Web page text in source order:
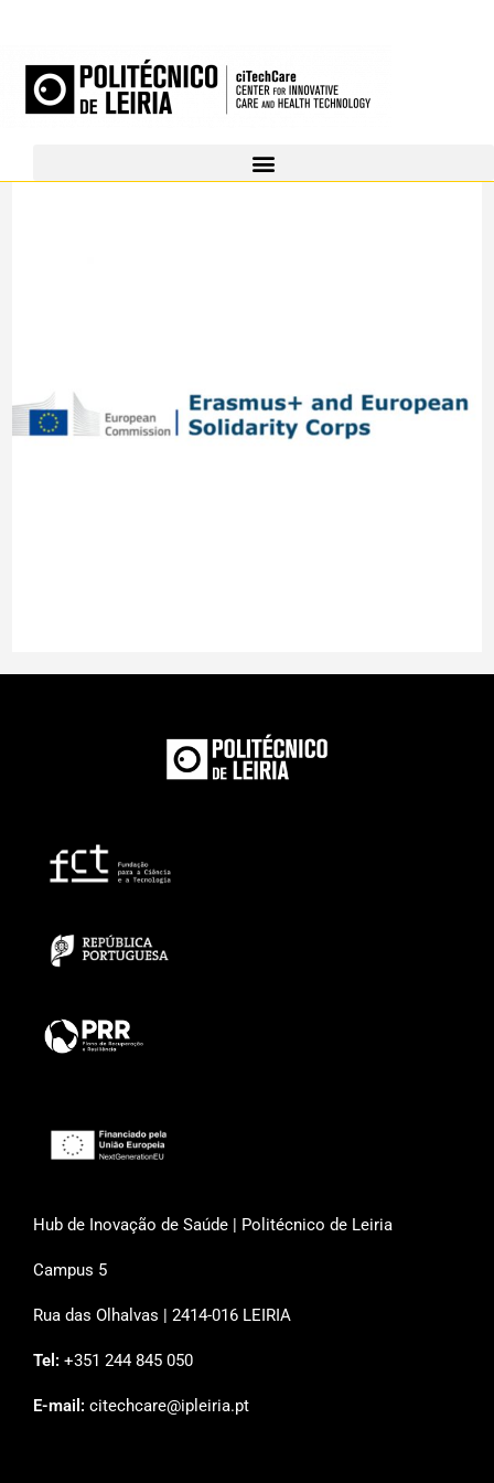
Hub de Inovação de Saúde | Politécnico de Leiria
Campus 5
Rua das Olhalvas | 2414-016 LEIRIA
Tel: +351 244 845 050
E-mail: citechcare@ipleiria.pt